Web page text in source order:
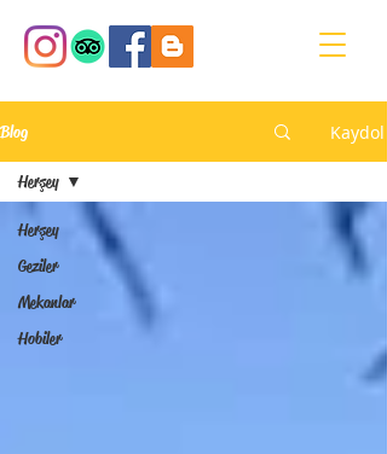
Blog Kaydol
Herşey
Geziler
Mekanlar
Hobiler
Herşey